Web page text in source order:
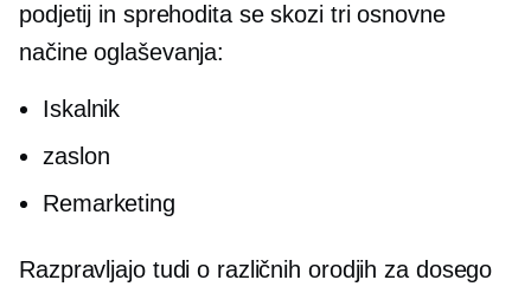
podjetij in sprehodita se skozi tri osnovne
načine oglaševanja:
Iskalnik
zaslon
Remarketing
Razpravljajo tudi o različnih orodjih za dosego